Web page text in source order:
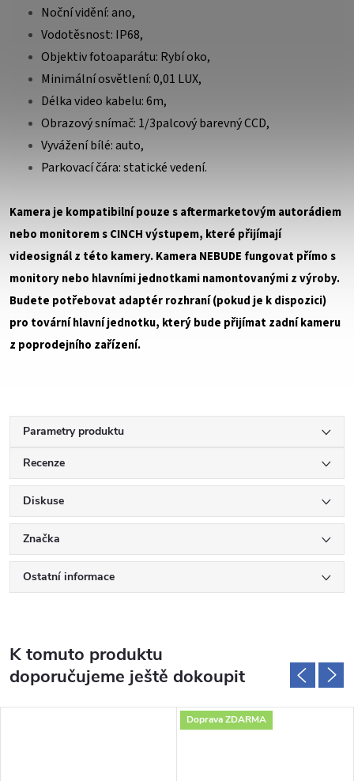
Noční vidění: ano,
Vodotěsnost: IP68,
Objektiv fotoaparátu: Rybí oko,
Minimální osvětlení: 0,01 LUX,
Délka video kabelu: 6m,
Obrazový snímač: 1/3palcový barevný CCD,
Vyvážení bílé: auto,
Parkovací čára: statické vedení.
Kamera je kompatibilní pouze s aftermarketovým autorádiem
nebo monitorem s CINCH výstupem, které přijímají
videosignál z této kamery. Kamera NEBUDE fungovat přímo s
monitory nebo hlavními jednotkami namontovanými z výroby.
Budete potřebovat adaptér rozhraní (pokud je k dispozici)
pro tovární hlavní jednotku, který bude přijímat zadní kameru
z poprodejního zařízení.
Parametry produktu
Recenze
Diskuse
Značka
Ostatní informace
K tomuto produktu
doporučujeme ještě dokoupit
Doprava ZDARMA